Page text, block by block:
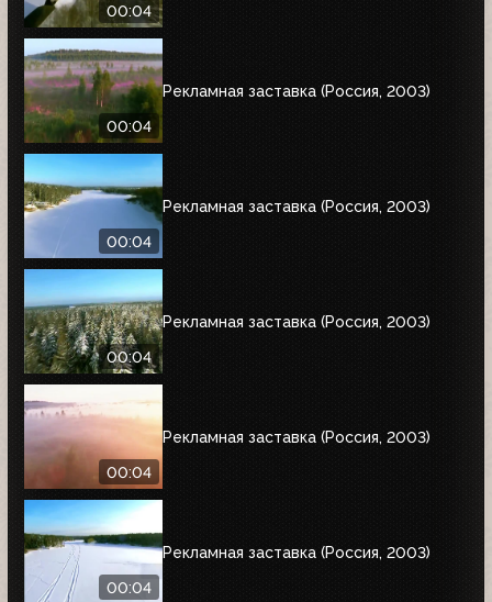
00:04
00:04
Рекламная заставка (Россия, 2003)
00:04
Рекламная заставка (Россия, 2003)
00:04
Рекламная заставка (Россия, 2003)
00:04
Рекламная заставка (Россия, 2003)
00:04
Рекламная заставка (Россия, 2003)